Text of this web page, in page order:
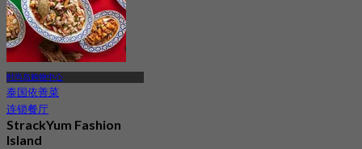
时尚岛购物中心
泰国依善菜
连锁餐厅
StrackYum Fashion
Island